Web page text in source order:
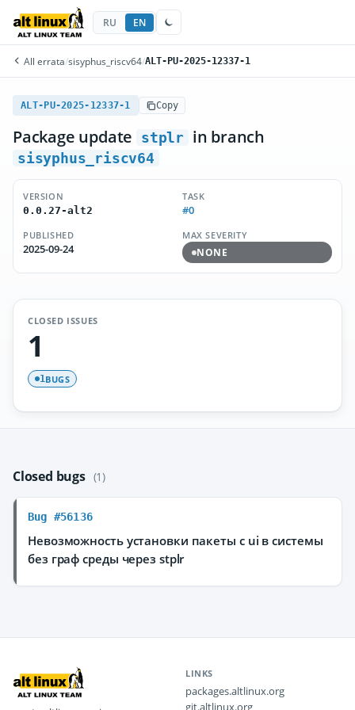
RU EN
All errata/sisyphus_riscv64/ALT-PU-2025-12337-1
ALT-PU-2025-12337-1 Copy
Package update stplr in branch
sisyphus_riscv64
VERSION
0.0.27-alt2
TASK
#0
PUBLISHED
2025-09-24
MAX SEVERITY
NONE
CLOSED ISSUES
1
1BUGS
Closed bugs (1)
Bug #56136
Невозможность установки пакеты с ui в системы
без граф среды через stplr
LINKS
packages.altlinux.org
git.altlinux.org